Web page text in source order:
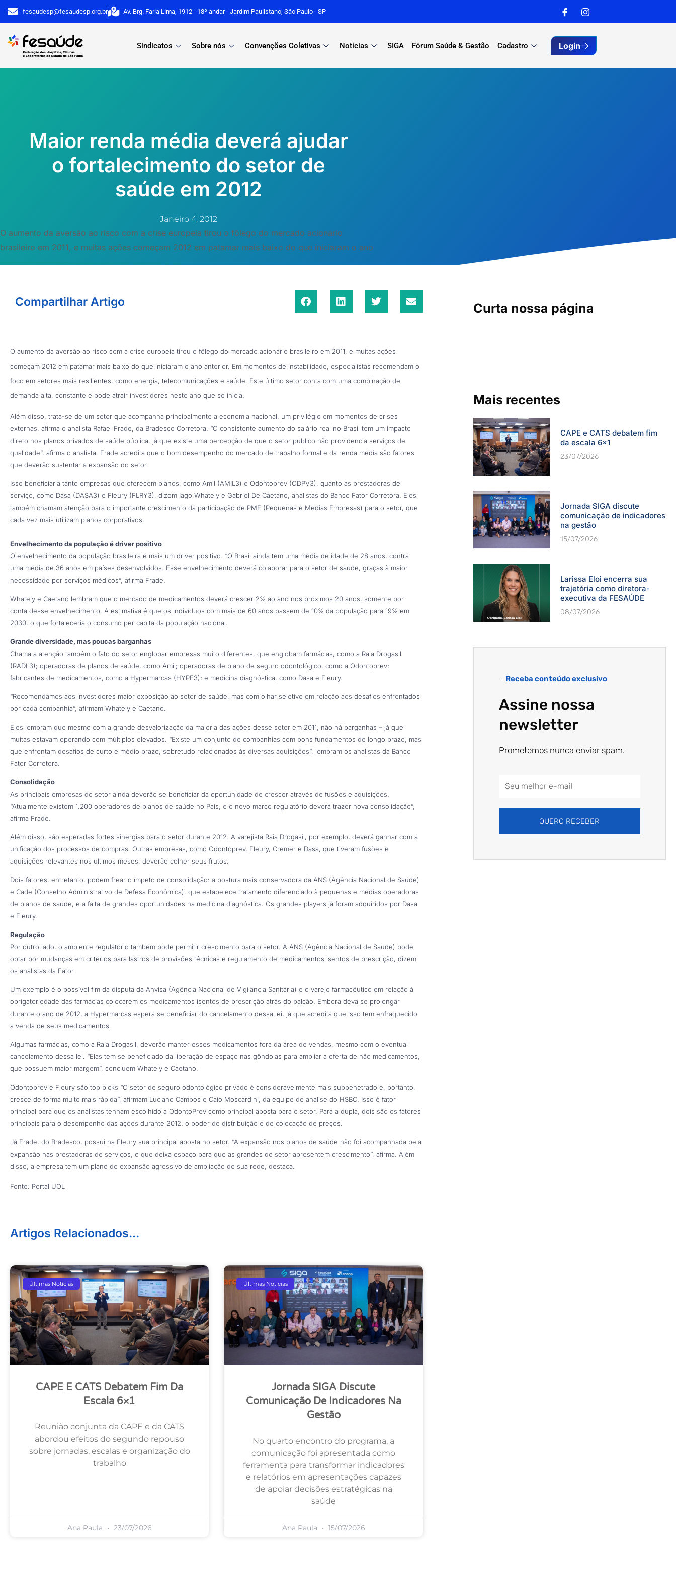
para
conteúdo
fesaudesp@fesaudesp.org.br Av. Brg. Faria Lima, 1912 - 18º andar - Jardim Paulistano, São Paulo - SP
Sindicatos Sobre nós Convenções Coletivas Notícias SIGA Fórum Saúde & Gestão Cadastro Login
Maior renda média deverá ajudar
o fortalecimento do setor de
saúde em 2012
Janeiro 4, 2012
O aumento da aversão ao risco com a crise europeia tirou o fôlego do mercado acionário
brasileiro em 2011, e muitas ações começam 2012 em patamar mais baixo do que iniciaram o ano
Compartilhar Artigo
O aumento da aversão ao risco com a crise europeia tirou o fôlego do mercado acionário brasileiro em 2011, e muitas ações
começam 2012 em patamar mais baixo do que iniciaram o ano anterior. Em momentos de instabilidade, especialistas recomendam o
foco em setores mais resilientes, como energia, telecomunicações e saúde. Este último setor conta com uma combinação de
demanda alta, constante e pode atrair investidores neste ano que se inicia.
Além disso, trata-se de um setor que acompanha principalmente a economia nacional, um privilégio em momentos de crises
externas, afirma o analista Rafael Frade, da Bradesco Corretora. “O consistente aumento do salário real no Brasil tem um impacto
direto nos planos privados de saúde pública, já que existe uma percepção de que o setor público não providencia serviços de
qualidade”, afirma o analista. Frade acredita que o bom desempenho do mercado de trabalho formal e da renda média são fatores
que deverão sustentar a expansão do setor.
Isso beneficiaria tanto empresas que oferecem planos, como Amil (AMIL3) e Odontoprev (ODPV3), quanto as prestadoras de
serviço, como Dasa (DASA3) e Fleury (FLRY3), dizem Iago Whately e Gabriel De Caetano, analistas do Banco Fator Corretora. Eles
também chamam atenção para o importante crescimento da participação de PME (Pequenas e Médias Empresas) para o setor, que
cada vez mais utilizam planos corporativos.
Envelhecimento da população é driver positivo
O envelhecimento da população brasileira é mais um driver positivo. “O Brasil ainda tem uma média de idade de 28 anos, contra
uma média de 36 anos em países desenvolvidos. Esse envelhecimento deverá colaborar para o setor de saúde, graças à maior
necessidade por serviços médicos”, afirma Frade.
Whately e Caetano lembram que o mercado de medicamentos deverá crescer 2% ao ano nos próximos 20 anos, somente por
conta desse envelhecimento. A estimativa é que os indivíduos com mais de 60 anos passem de 10% da população para 19% em
2030, o que fortaleceria o consumo per capita da população nacional.
Grande diversidade, mas poucas barganhas
Chama a atenção também o fato do setor englobar empresas muito diferentes, que englobam farmácias, como a Raia Drogasil
(RADL3); operadoras de planos de saúde, como Amil; operadoras de plano de seguro odontológico, como a Odontoprev;
fabricantes de medicamentos, como a Hypermarcas (HYPE3); e medicina diagnóstica, como Dasa e Fleury.
“Recomendamos aos investidores maior exposição ao setor de saúde, mas com olhar seletivo em relação aos desafios enfrentados
por cada companhia”, afirmam Whately e Caetano.
Eles lembram que mesmo com a grande desvalorização da maioria das ações desse setor em 2011, não há barganhas – já que
muitas estavam operando com múltiplos elevados. “Existe um conjunto de companhias com bons fundamentos de longo prazo, mas
que enfrentam desafios de curto e médio prazo, sobretudo relacionados às diversas aquisições”, lembram os analistas da Banco
Fator Corretora.
Consolidação
As principais empresas do setor ainda deverão se beneficiar da oportunidade de crescer através de fusões e aquisições.
“Atualmente existem 1.200 operadores de planos de saúde no País, e o novo marco regulatório deverá trazer nova consolidação”,
afirma Frade.
Além disso, são esperadas fortes sinergias para o setor durante 2012. A varejista Raia Drogasil, por exemplo, deverá ganhar com a
unificação dos processos de compras. Outras empresas, como Odontoprev, Fleury, Cremer e Dasa, que tiveram fusões e
aquisições relevantes nos últimos meses, deverão colher seus frutos.
Dois fatores, entretanto, podem frear o ímpeto de consolidação: a postura mais conservadora da ANS (Agência Nacional de Saúde)
e Cade (Conselho Administrativo de Defesa Econômica), que estabelece tratamento diferenciado à pequenas e médias operadoras
de planos de saúde, e a falta de grandes oportunidades na medicina diagnóstica. Os grandes players já foram adquiridos por Dasa
e Fleury.
Regulação
Por outro lado, o ambiente regulatório também pode permitir crescimento para o setor. A ANS (Agência Nacional de Saúde) pode
optar por mudanças em critérios para lastros de provisões técnicas e regulamento de medicamentos isentos de prescrição, dizem
os analistas da Fator.
Um exemplo é o possível fim da disputa da Anvisa (Agência Nacional de Vigilância Sanitária) e o varejo farmacêutico em relação à
obrigatoriedade das farmácias colocarem os medicamentos isentos de prescrição atrás do balcão. Embora deva se prolongar
durante o ano de 2012, a Hypermarcas espera se beneficiar do cancelamento dessa lei, já que acredita que isso tem enfraquecido
a venda de seus medicamentos.
Algumas farmácias, como a Raia Drogasil, deverão manter esses medicamentos fora da área de vendas, mesmo com o eventual
cancelamento dessa lei. “Elas tem se beneficiado da liberação de espaço nas gôndolas para ampliar a oferta de não medicamentos,
que possuem maior margem”, concluem Whately e Caetano.
Odontoprev e Fleury são top picks “O setor de seguro odontológico privado é consideravelmente mais subpenetrado e, portanto,
cresce de forma muito mais rápida”, afirmam Luciano Campos e Caio Moscardini, da equipe de análise do HSBC. Isso é fator
principal para que os analistas tenham escolhido a OdontoPrev como principal aposta para o setor. Para a dupla, dois são os fatores
principais para o desempenho das ações durante 2012: o poder de distribuição e de colocação de preços.
Já Frade, do Bradesco, possui na Fleury sua principal aposta no setor. “A expansão nos planos de saúde não foi acompanhada pela
expansão nas prestadoras de serviços, o que deixa espaço para que as grandes do setor apresentem crescimento”, afirma. Além
disso, a empresa tem um plano de expansão agressivo de ampliação de sua rede, destaca.
Fonte: Portal UOL
Artigos Relacionados...
Últimas Notícias
CAPE E CATS Debatem Fim Da
Escala 6×1
Reunião conjunta da CAPE e da CATS
abordou efeitos do segundo repouso
sobre jornadas, escalas e organização do
trabalho
Ana Paula 23/07/2026
Últimas Notícias
Jornada SIGA Discute
Comunicação De Indicadores Na
Gestão
No quarto encontro do programa, a
comunicação foi apresentada como
ferramenta para transformar indicadores
e relatórios em apresentações capazes
de apoiar decisões estratégicas na
saúde
Ana Paula 15/07/2026
Curta nossa página
Mais recentes
CAPE e CATS debatem fim
da escala 6×1
23/07/2026
Jornada SIGA discute
comunicação de indicadores
na gestão
15/07/2026
Larissa Eloi encerra sua
trajetória como diretora-
executiva da FESAÚDE
08/07/2026
Receba conteúdo exclusivo
Assine nossa
newsletter
Prometemos nunca enviar spam.
Email
QUERO RECEBER